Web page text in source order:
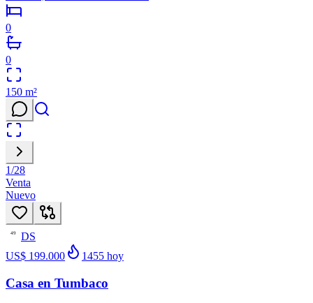
0
0
150 m²
1/28
Venta
Nuevo
49
DS
US$ 199.000
1455 hoy
Casa en Tumbaco